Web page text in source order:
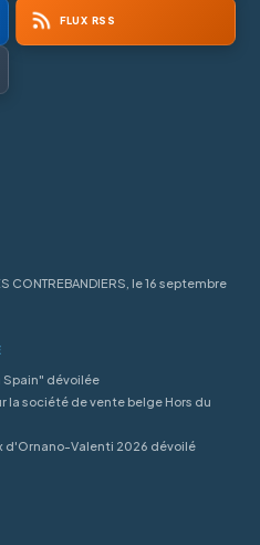
FLUX RSS
le 16 septembre
Spain" dévoilée
la société de vente belge Hors du
d'Ornano-Valenti 2026 dévoilé